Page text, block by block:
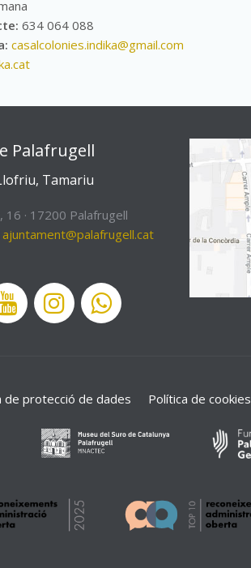
634 064 088
casalcolonies.indika@gmail.com
Palafrugell
Tamariu
· 17200 Palafrugell
de protecció de dades Política de cookies